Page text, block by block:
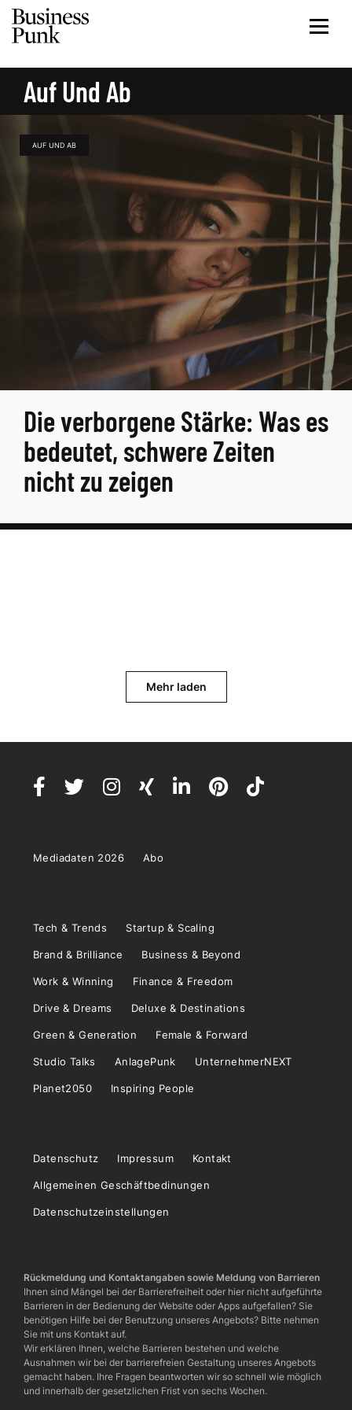
Auf Und Ab
AUF UND AB
Die verborgene Stärke: Was es
bedeutet, schwere Zeiten
nicht zu zeigen
Mehr laden
Mediadaten 2026 Abo
Tech & Trends Startup & Scaling
Brand & Brilliance Business & Beyond
Work & Winning Finance & Freedom
Drive & Dreams Deluxe & Destinations
Green & Generation Female & Forward
Studio Talks AnlagePunk UnternehmerNEXT
Planet2050 Inspiring People
Datenschutz Impressum Kontakt
Allgemeinen Geschäftbedinungen
Datenschutzeinstellungen
Rückmeldung und Kontaktangaben sowie Meldung von Barrieren
Ihnen sind Mängel bei der Barrierefreiheit oder hier nicht aufgeführte
Barrieren in der Bedienung der Website oder Apps aufgefallen? Sie
benötigen Hilfe bei der Benutzung unseres Angebots? Bitte nehmen
Sie mit uns Kontakt auf.
Wir erklären Ihnen, welche Barrieren bestehen und welche
Ausnahmen wir bei der barrierefreien Gestaltung unseres Angebots
gemacht haben. Ihre Fragen beantworten wir so schnell wie möglich
und innerhalb der gesetzlichen Frist von sechs Wochen.